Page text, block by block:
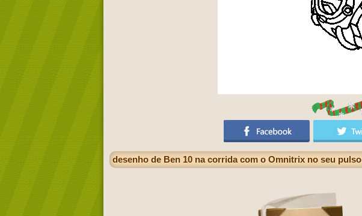
desenho de Ben 10 na corrida com o Omnitrix no seu pulso